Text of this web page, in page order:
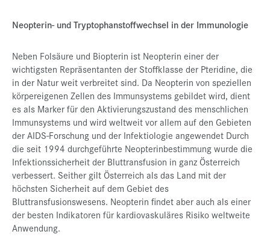
Neopterin- und Tryptophanstoffwechsel in der Immunologie
Neben Folsäure und Biopterin ist Neopterin einer der
wichtigsten Repräsentanten der Stoffklasse der Pteridine, die
in der Natur weit verbreitet sind. Da Neopterin von speziellen
körpereigenen Zellen des Immunsystems gebildet wird, dient
es als Marker für den Aktivierungszustand des menschlichen
Immunsystems und wird weltweit vor allem auf den Gebieten
der AIDS-Forschung und der Infektiologie angewendet Durch
die seit 1994 durchgeführte Neopterinbestimmung wurde die
Infektionssicherheit der Bluttransfusion in ganz Österreich
verbessert. Seither gilt Österreich als das Land mit der
höchsten Sicherheit auf dem Gebiet des
Bluttransfusionswesens. Neopterin findet aber auch als einer
der besten Indikatoren für kardiovaskuläres Risiko weltweite
Anwendung.